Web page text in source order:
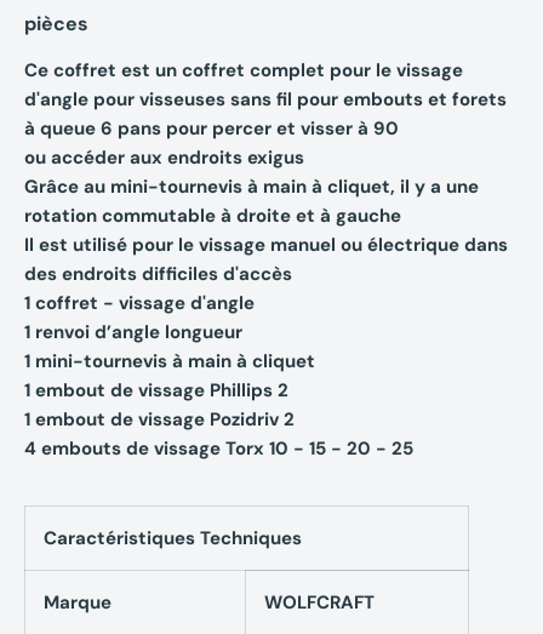
pièces
Ce coffret est un coffret complet pour le vissage
d'angle pour visseuses sans fil pour embouts et forets
à queue 6 pans pour percer et visser à 90
ou accéder aux endroits exigus
Grâce au mini-tournevis à main à cliquet, il y a une
rotation commutable à droite et à gauche
Il est utilisé pour le vissage manuel ou électrique dans
des endroits difficiles d'accès
1 coffret - vissage d'angle
1 renvoi d’angle longueur
1 mini-tournevis à main à cliquet
1 embout de vissage Phillips 2
1 embout de vissage Pozidriv 2
4 embouts de vissage Torx 10 - 15 - 20 - 25
Caractéristiques Techniques
Marque WOLFCRAFT